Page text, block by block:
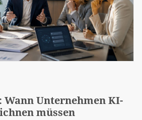
Unternehmen KI-
müssen